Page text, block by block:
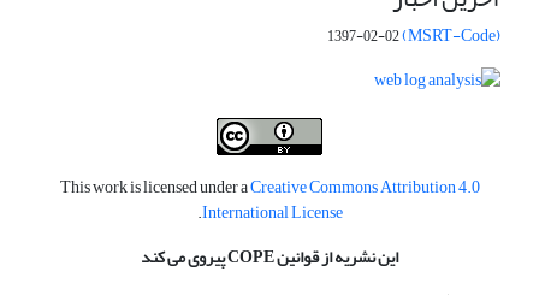
(MSRT-Code)
1397-02-02
This work is licensed under aCreative Commons Attribution 4.0
International License
.
این نشریه از قوانین COPE پیروی می کند